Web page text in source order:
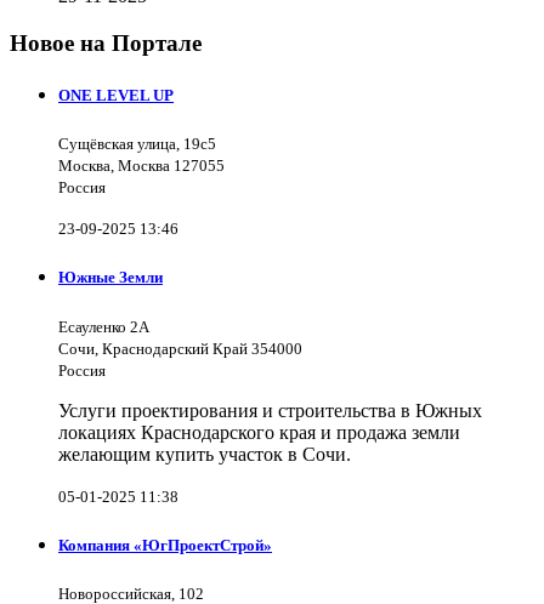
Новое на Портале
ONE LEVEL UP
Сущёвская улица, 19с5
Москва, Москва 127055
Россия
23-09-2025 13:46
Южные Земли
Есауленко 2А
Сочи, Краснодарский Край 354000
Россия
Услуги проектирования и строительства в Южных
локациях Краснодарского края и продажа земли
желающим купить участок в Сочи.
05-01-2025 11:38
Компания «ЮгПроектСтрой»
Новороссийская, 102